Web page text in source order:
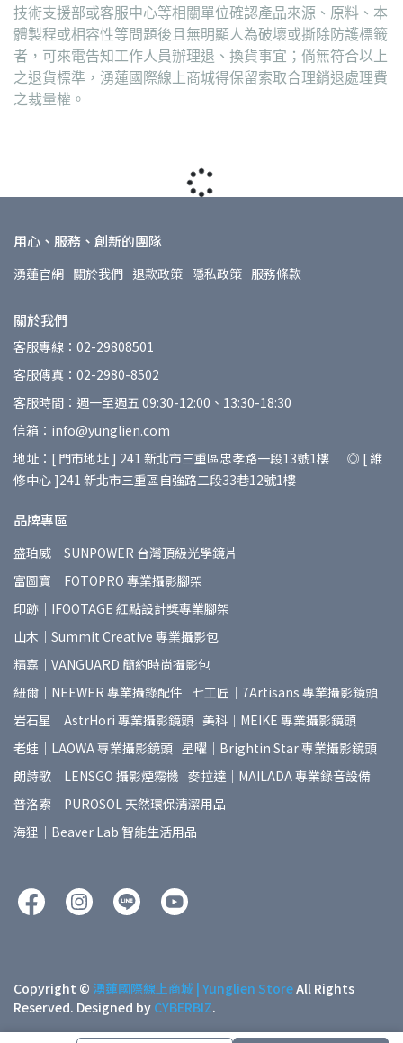
技術支援部或客服中心等相關單位確認產品來源、原料、本
體製程或相容性等問題後且無明顯人為破壞或撕除防護標籤
者，可來電告知工作人員辦理退、換貨事宜；倘無符合以上
之退貨標準，湧蓮國際線上商城得保留索取合理銷退處理費
之裁量權。
用心、服務、創新的團隊
湧蓮官網 關於我們 退款政策 隱私政策 服務條款
關於我們
客服專線：02-29808501
客服傳真：02-2980-8502
客服時間：週一至週五 09:30-12:00、13:30-18:30
信箱：info@yunglien.com
地址：[ 門市地址 ] 241 新北市三重區忠孝路一段13號1樓 ◎ [ 維
修中心 ]241 新北市三重區自強路二段33巷12號1樓
品牌專區
盛珀威｜SUNPOWER 台灣頂級光學鏡片
富圖寶｜FOTOPRO 專業攝影腳架
印跡｜IFOOTAGE 紅點設計獎專業腳架
山木｜Summit Creative 專業攝影包
精嘉｜VANGUARD 簡約時尚攝影包
紐爾｜NEEWER 專業攝錄配件 七工匠｜7Artisans 專業攝影鏡頭
岩石星｜AstrHori 專業攝影鏡頭 美科｜MEIKE 專業攝影鏡頭
老蛙｜LAOWA 專業攝影鏡頭 星曜｜Brightin Star 專業攝影鏡頭
朗詩歌｜LENSGO 攝影煙霧機 麥拉達｜MAILADA 專業錄音設備
普洛索｜PUROSOL 天然環保清潔用品
海狸｜Beaver Lab 智能生活用品
Copyright © 湧蓮國際線上商城 | Yunglien StoreAll Rights
Reserved. Designed by CYBERBIZ.